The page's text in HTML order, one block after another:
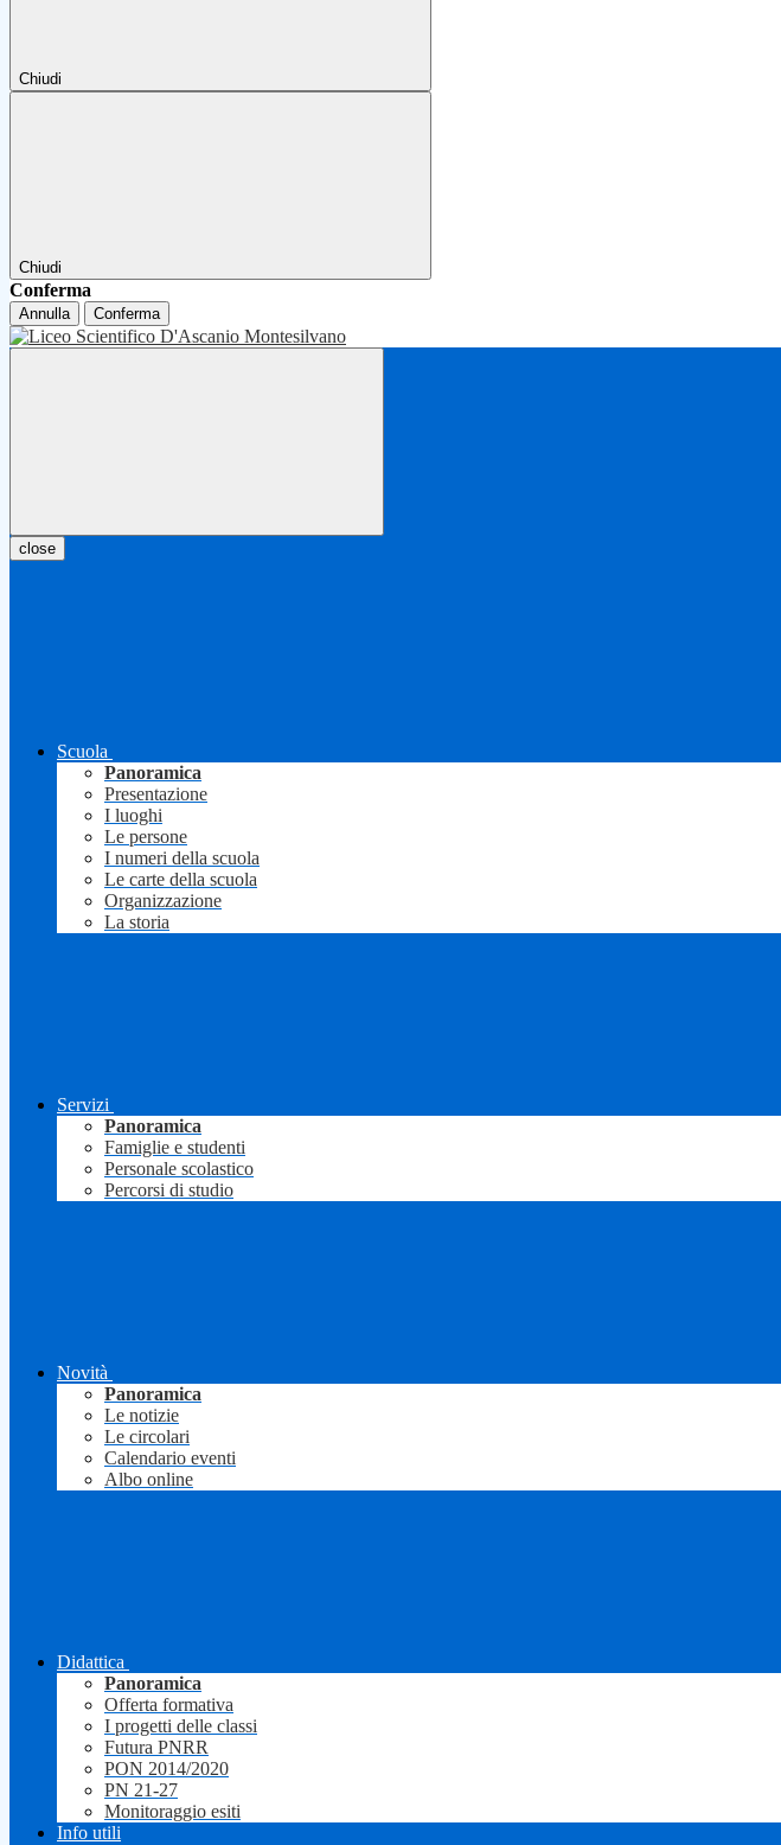
Chiudi
Chiudi
Conferma
Annulla Conferma
close
Scuola
Panoramica
Presentazione
I luoghi
Le persone
I numeri della scuola
Le carte della scuola
Organizzazione
La storia
Servizi
Panoramica
Famiglie e studenti
Personale scolastico
Percorsi di studio
Novità
Panoramica
Le notizie
Le circolari
Calendario eventi
Albo online
Didattica
Panoramica
Offerta formativa
I progetti delle classi
Futura PNRR
PON 2014/2020
PN 21-27
Monitoraggio esiti
Info utili